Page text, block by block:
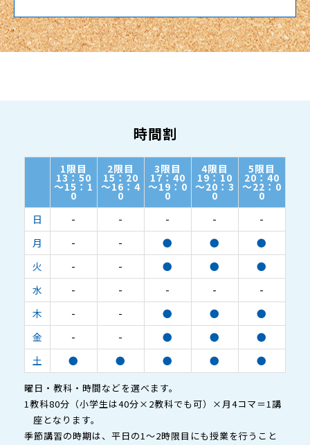
時間割
1限目
13：50
～15：1
0
2限目
15：20
～16：4
0
3限目
17：40
～19：0
0
4限目
19：10
～20：3
0
5限目
20：40
～22：0
0
日
- - - -
-
月
- - ● ●
●
火
- - ● ●
●
水
- - - -
-
木
- - ● ●
●
金
- - ● ●
●
土
● ● ● ● ●
曜日・教科・時間などを選べます。
1教科80分（小学生は40分×2教科でも可）×月4コマ＝1講
座となります。
季節講習の時期は、平日の1～2時限目にも授業を行うこと